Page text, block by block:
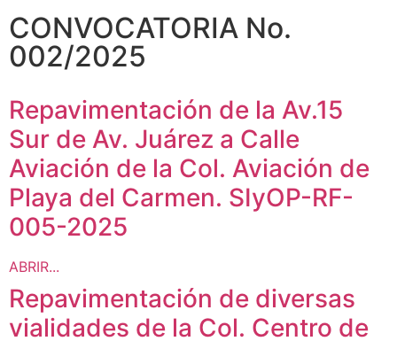
CONVOCATORIA No.
002/2025
Repavimentación de la Av.15
Sur de Av. Juárez a Calle
Aviación de la Col. Aviación de
Playa del Carmen. SIyOP-RF-
005-2025
ABRIR...
Repavimentación de diversas
vialidades de la Col. Centro de